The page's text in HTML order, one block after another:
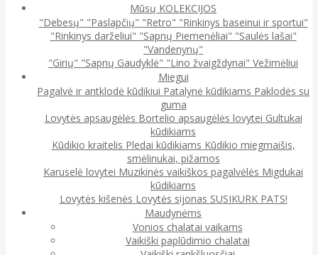
Mūsų KOLEKCIJOS
"Debesų" "Paslapčių" "Retro" "Rinkinys baseinui ir sportui"
"Rinkinys darželiui" "Sapnų Piemenėliai" "Saulės lašai"
"Vandenynų"
"Girių" "Sapnų Gaudyklė" "Lino žvaigždynai" Vežimėliui
Miegui
Pagalvė ir antklodė kūdikiui Patalynė kūdikiams Paklodės su
guma
Lovytės apsaugėlės Bortelio apsaugėlės lovytei Gultukai
kūdikiams
Kūdikio kraitelis Pledai kūdikiams Kūdikio miegmaišis,
smėlinukai, pižamos
Karuselė lovytei Muzikinės vaikiškos pagalvėlės Migdukai
kūdikiams
Lovytės kišenės Lovytės sijonas SUSIKURK PATS!
Maudynėms
Vonios chalatai vaikams
Vaikiški paplūdimio chalatai